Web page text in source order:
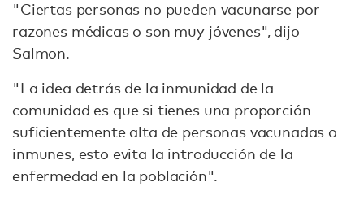
"Ciertas personas no pueden vacunarse por
razones médicas o son muy jóvenes", dijo
Salmon.
"La idea detrás de la inmunidad de la
comunidad es que si tienes una proporción
suficientemente alta de personas vacunadas o
inmunes, esto evita la introducción de la
enfermedad en la población".